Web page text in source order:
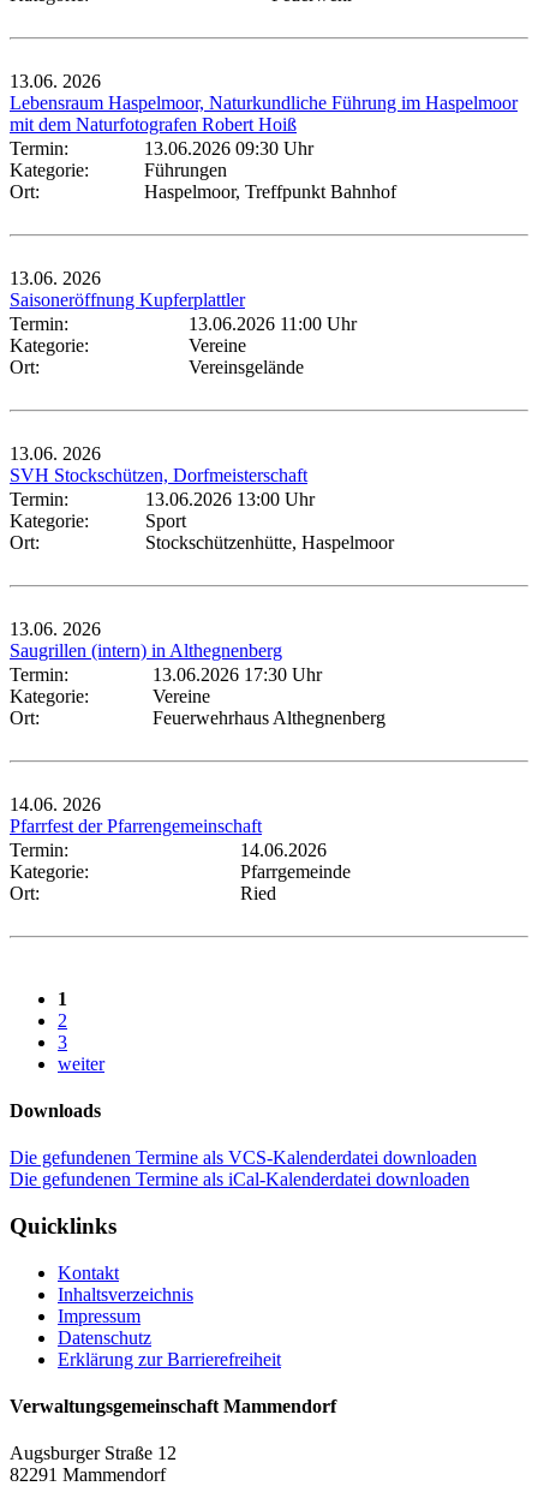
13.06. 2026
Lebensraum Haspelmoor, Naturkundliche Führung im Haspelmoor
mit dem Naturfotografen Robert Hoiß
Termin:
13.06.2026 09:30 Uhr
Kategorie:
Führungen
Ort:
Haspelmoor, Treffpunkt Bahnhof
13.06. 2026
Saisoneröffnung Kupferplattler
Termin:
13.06.2026 11:00 Uhr
Kategorie:
Vereine
Ort:
Vereinsgelände
13.06. 2026
SVH Stockschützen, Dorfmeisterschaft
Termin:
13.06.2026 13:00 Uhr
Kategorie:
Sport
Ort:
Stockschützenhütte, Haspelmoor
13.06. 2026
Saugrillen (intern) in Althegnenberg
Termin:
13.06.2026 17:30 Uhr
Kategorie:
Vereine
Ort:
Feuerwehrhaus Althegnenberg
14.06. 2026
Pfarrfest der Pfarrengemeinschaft
Termin:
14.06.2026
Kategorie:
Pfarrgemeinde
Ort:
Ried
1
2
3
weiter
Downloads
Die gefundenen Termine als VCS-Kalenderdatei downloaden
Die gefundenen Termine als iCal-Kalenderdatei downloaden
Quicklinks
Kontakt
Inhaltsverzeichnis
Impressum
Datenschutz
Erklärung zur Barrierefreiheit
Verwaltungsgemeinschaft Mammendorf
Augsburger Straße 12
82291 Mammendorf